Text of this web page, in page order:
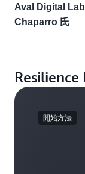
Aval Digital
Chaparro 氏
開始方法